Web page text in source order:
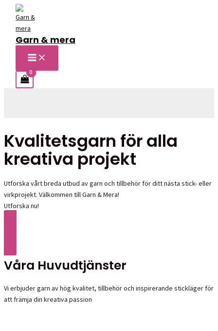
Hoppa
innehåll
Garn & mera
MAIN
MENU
Kvalitetsgarn för alla
kreativa projekt
Utforska vårt breda utbud av garn och tillbehör för ditt nästa stick- eller
virkprojekt. Välkommen till Garn & Mera!
Utforska nu!
Våra Huvudtjänster
Vi erbjuder garn av hög kvalitet, tillbehör och inspirerande stickläger för
att främja din kreativa passion